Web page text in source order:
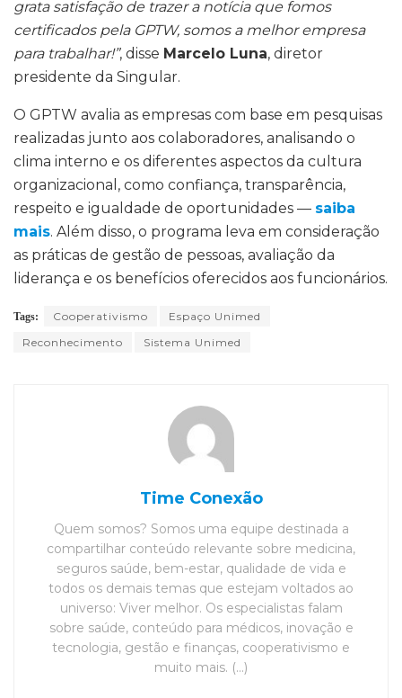
grata satisfação de trazer a notícia que fomos
certificados pela GPTW, somos a melhor empresa
para trabalhar!”, disse Marcelo Luna, diretor
presidente da Singular.
O GPTW avalia as empresas com base em pesquisas
realizadas junto aos colaboradores, analisando o
clima interno e os diferentes aspectos da cultura
organizacional, como confiança, transparência,
respeito e igualdade de oportunidades — saiba
mais. Além disso, o programa leva em consideração
as práticas de gestão de pessoas, avaliação da
liderança e os benefícios oferecidos aos funcionários.
Tags: Cooperativismo
Espaço Unimed
Reconhecimento
Sistema Unimed
Time Conexão
Quem somos? Somos uma equipe destinada a
compartilhar conteúdo relevante sobre medicina,
seguros saúde, bem-estar, qualidade de vida e
todos os demais temas que estejam voltados ao
universo: Viver melhor. Os especialistas falam
sobre saúde, conteúdo para médicos, inovação e
tecnologia, gestão e finanças, cooperativismo e
muito mais. (...)